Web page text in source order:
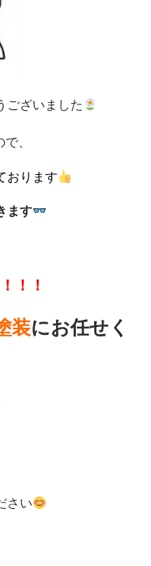
ございました
、
おります
ます
！！
装にお任せく
さい